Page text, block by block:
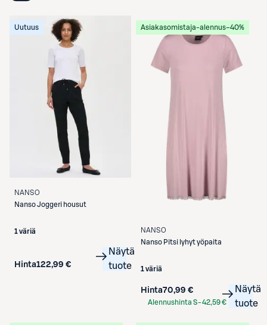
Uutuus
NANSO
NansoJoggeri housut
1 väriä
Hinta122,99 €
Näytä
tuote
Asiakasomistaja-alennus−40%
NANSO
Nanso Pitsi lyhyt yöpaita
1 väriä
Hinta70,99 €
Alennushinta S-42,59 €
Näytä
tuote